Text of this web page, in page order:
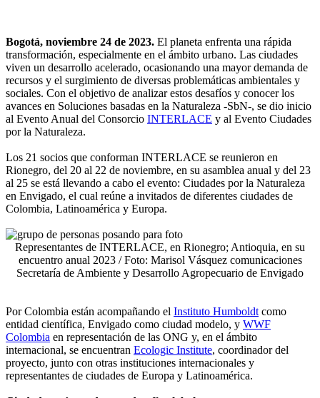
Bogotá, noviembre 24 de 2023. El planeta enfrenta una rápida
transformación, especialmente en el ámbito urbano. Las ciudades
viven un desarrollo acelerado, ocasionando una mayor demanda de
recursos y el surgimiento de diversas problemáticas ambientales y
sociales. Con el objetivo de analizar estos desafíos y conocer los
avances en Soluciones basadas en la Naturaleza -SbN-, se dio inicio
al Evento Anual del Consorcio INTERLACE y al Evento Ciudades
por la Naturaleza.
Los 21 socios que conforman INTERLACE se reunieron en
Rionegro, del 20 al 22 de noviembre, en su asamblea anual y del 23
al 25 se está llevando a cabo el evento: Ciudades por la Naturaleza
en Envigado, el cual reúne a invitados de diferentes ciudades de
Colombia, Latinoamérica y Europa.
Representantes de INTERLACE, en Rionegro; Antioquia, en su
encuentro anual 2023 / Foto: Marisol Vásquez comunicaciones
Secretaría de Ambiente y Desarrollo Agropecuario de Envigado
Por Colombia están acompañando el Instituto Humboldt como
entidad científica, Envigado como ciudad modelo, y WWF
Colombia en representación de las ONG y, en el ámbito
internacional, se encuentran Ecologic Institute, coordinador del
proyecto, junto con otras instituciones internacionales y
representantes de ciudades de Europa y Latinoamérica.